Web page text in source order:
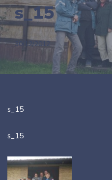
s_15
30/12/2012
s_15
s_15